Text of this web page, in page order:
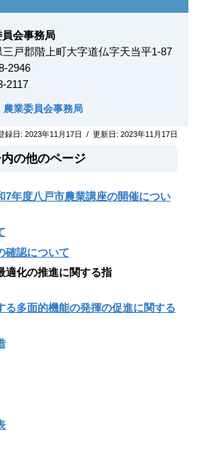
会事務局
三戸郡階上町大字道仏字天当平1-87
2946
2117
農業委員会事務局
録日: 2023年11月17日 / 更新日: 2023年11月17日
の他のページ
7年度八戸市農業講座の開催につい
確認について
適化の推進に関する指
る多面的機能の発揮の促進に関する